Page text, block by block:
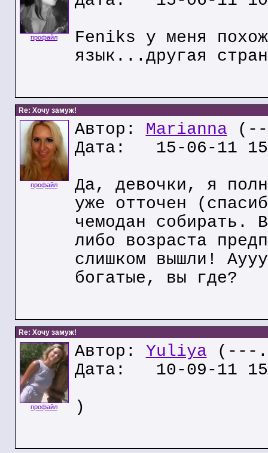
профайл
Feniks у меня
язык...другая
Re: Хочу замуж!
профайл
Автор: Marianna
Дата: 15-06-11
Да, девочки, я
уже отточен
чемодан собирать.
либо возраста
слишком вышли!
богатые, вы где?
Re: Хочу замуж!
профайл
Автор: Yuliya (---
Дата: 10-09-11
)